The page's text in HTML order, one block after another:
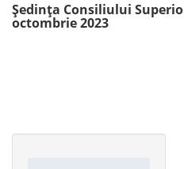
Ședința Consiliului
octombrie 2023